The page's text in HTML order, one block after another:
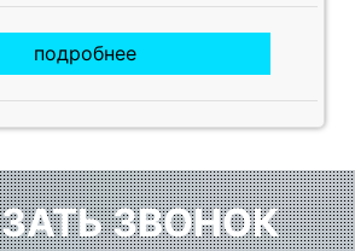
подробнее
ЗВОНОК